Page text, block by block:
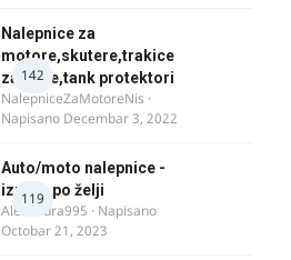
142
Nalepnice za
motore,skutere,trakice
za felne,tank protektori
NalepniceZaMotoreNis ·
Napisano Decembar 3, 2022
119
Auto/moto nalepnice -
izrada po želji
Alexandra995 · Napisano
Octobar 21, 2023